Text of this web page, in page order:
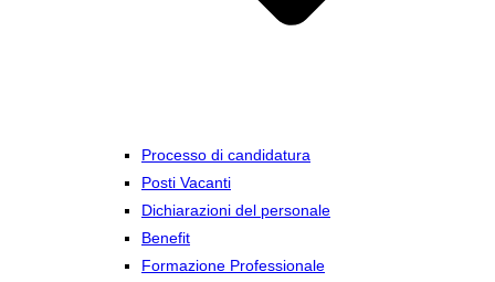
Processo di candidatura
Posti Vacanti
Dichiarazioni del personale
Benefit
Formazione Professionale